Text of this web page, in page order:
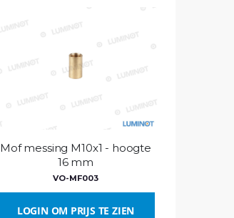
Mof messing M10x1 - hoogte
16 mm
VO-MF003
LOGIN OM PRIJS TE ZIEN